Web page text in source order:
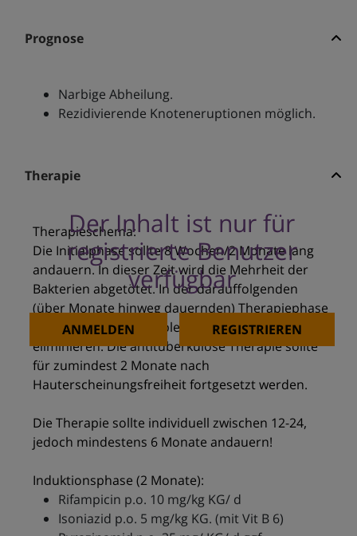
Prognose
Narbige Abheilung.
Rezidivierende Knoteneruptionen möglich.
Therapie
Der Inhalt ist nur für
registrierte Benutzer
verfügbar
ANMELDEN REGISTRIEREN
Therapieschema:
Die Initialphase sollte 8 Wochen/2 Monate lang
andauern. In dieser Zeit wird die Mehrheit der
Bakterien abgetötet. In der darauffolgenden
(über Monate hinweg dauernden) Therapiephase
wird versucht, die verbleibenden Bakterien zu
eliminieren. Die antituberkulöse Therapie sollte
für zumindest 2 Monate nach
Hauterscheinungsfreiheit fortgesetzt werden.
Die Therapie sollte individuell zwischen 12-24,
jedoch mindestens 6 Monate andauern!
Induktionsphase (2 Monate):
Rifampicin p.o. 10 mg/kg KG/ d
Isoniazid p.o. 5 mg/kg KG. (mit Vit B 6)